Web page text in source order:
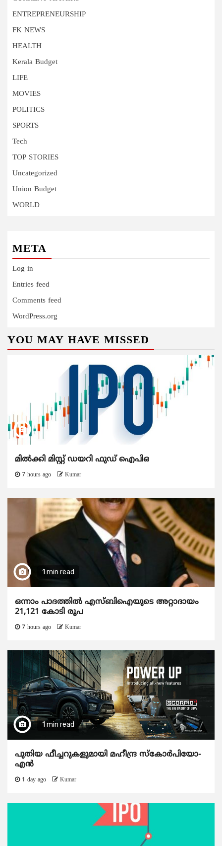
ENTREPRENEURSHIP
FK NEWS
HEALTH
Kerala Budget
LIFE
MOVIES
POLITICS
SPORTS
Tech
TOP STORIES
Uncategorized
Union Budget
WORLD
META
Log in
Entries feed
Comments feed
WordPress.org
YOU MAY HAVE MISSED
മിൽക്കി മിസ്റ്റ് ഡയറി ഫുഡ് ഐപിഒ
7 hours ago Kumar
1 min read
ഒന്നാം പാദത്തിൽ എസ്ബിഐയുടെ അറ്റാദായം
21,121 കോടി രൂപ
7 hours ago Kumar
1 min read
പുതിയ ഫീച്ചറുകളുമായി മഹീന്ദ്ര സ്കോർപിയോ-
എൻ
1 day ago Kumar